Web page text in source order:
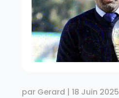
par Gerard | 18 Juin 2025